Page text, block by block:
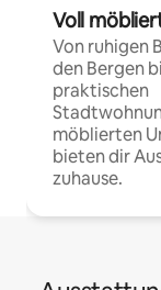
Voll
Von ruhigen
den Bergen
praktischen
möblierten
bieten dir
zuhause.